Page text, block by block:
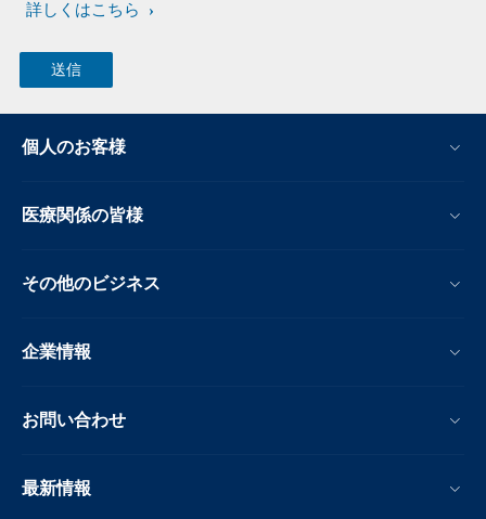
詳しくはこちら
個人のお客様
医療関係の皆様
その他のビジネス
企業情報
お問い合わせ
最新情報